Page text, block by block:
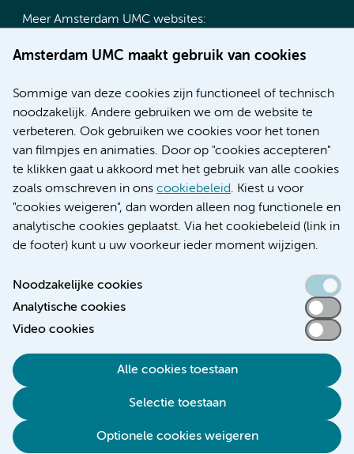
Amsterdam UMC maakt gebruik van cookies
Sommige van deze cookies zijn functioneel of technisch
noodzakelijk. Andere gebruiken we om de website te
verbeteren. Ook gebruiken we cookies voor het tonen
van filmpjes en animaties. Door op "cookies accepteren"
te klikken gaat u akkoord met het gebruik van alle cookies
zoals omschreven in ons cookiebeleid. Kiest u voor
"cookies weigeren", dan worden alleen nog functionele en
analytische cookies geplaatst. Via het cookiebeleid (link in
de footer) kunt u uw voorkeur ieder moment wijzigen.
Noodzakelijke cookies
Analytische cookies
Video cookies
Alle cookies toestaan
Selectie toestaan
Optionele cookies weigeren
Meer Amsterdam UMC websites:
Werken bij Amsterdam UMC
Nieuws
Research
Educatie locatie AMC
Educatie locatie VUmc
Verwijzen & diagnostiek
Toegankelijkheidsverklaring
Responsible disclosure